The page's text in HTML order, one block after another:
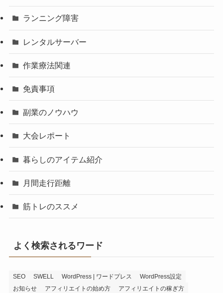
ランニング障害
レンタルサーバー
作業療法関連
免責事項
副業のノウハウ
大会レポート
暮らしのアイテム紹介
月間走行距離
筋トレのススメ
よく検索されるワード
SEO SWELL WordPress | ワードプレス
WordPress設定
お知らせ
アフィリエイトの始め方
アフィリエイトの稼ぎ方